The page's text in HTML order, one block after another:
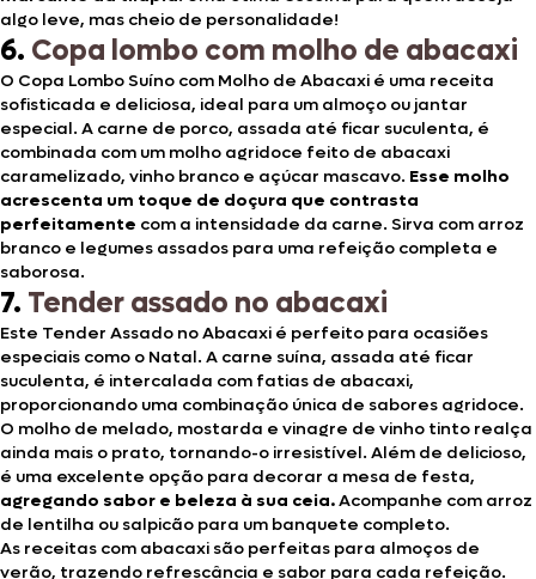
algo leve, mas cheio de personalidade!
6. Copa lombo com molho de abacaxi
O Copa Lombo Suíno com Molho de Abacaxi é uma receita
sofisticada e deliciosa, ideal para um almoço ou jantar
especial. A carne de porco, assada até ficar suculenta, é
combinada com um molho agridoce feito de abacaxi
caramelizado, vinho branco e açúcar mascavo. Esse molho
acrescenta um toque de doçura que contrasta
perfeitamente com a intensidade da carne. Sirva com arroz
branco e legumes assados para uma refeição completa e
saborosa.
7. Tender assado no abacaxi
Este Tender Assado no Abacaxi é perfeito para ocasiões
especiais como o Natal. A carne suína, assada até ficar
suculenta, é intercalada com fatias de abacaxi,
proporcionando uma combinação única de sabores agridoce.
O molho de melado, mostarda e vinagre de vinho tinto realça
ainda mais o prato, tornando-o irresistível. Além de delicioso,
é uma excelente opção para decorar a mesa de festa,
agregando sabor e beleza à sua ceia.Acompanhe com arroz
de lentilha ou salpicão para um banquete completo.
As receitas com abacaxi são perfeitas para almoços de
verão, trazendo refrescância e sabor para cada refeição.